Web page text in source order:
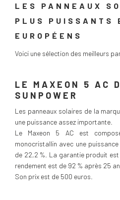
LES PANNEAUX
PLUS PUISSANTS
EUROPÉENS
Voici une sélection des meilleurs
LE MAXEON 5 AC
SUNPOWER
Les panneaux solaires de la
une puissance assez importante.
Le Maxeon 5 AC est
monocristallin avec une
de 22,2 %. La garantie produit
rendement est de 92 % après 25
Son prix est de 500 euros.